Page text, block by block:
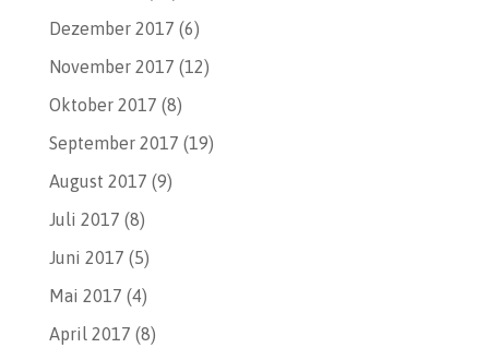
Dezember 2017 (6)
November 2017 (12)
Oktober 2017 (8)
September 2017 (19)
August 2017 (9)
Juli 2017 (8)
Juni 2017 (5)
Mai 2017 (4)
April 2017 (8)